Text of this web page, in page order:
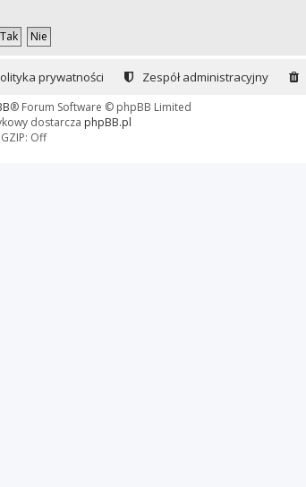
Zespół administracyjny
prywatności
® Forum Software © phpBB Limited
dostarcza phpBB.pl
GZIP: Off